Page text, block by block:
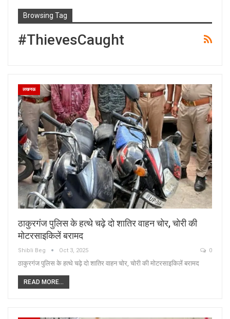
Browsing Tag
#ThievesCaught
लखनऊ
ठाकुरगंज पुलिस के हत्थे चढ़े दो शातिर वाहन चोर, चोरी की
मोटरसाइकिलें बरामद
Shibli Beg Oct 3, 2025 0
ठाकुरगंज पुलिस के हत्थे चढ़े दो शातिर वाहन चोर, चोरी की मोटरसाइकिलें बरामद
READ MORE...